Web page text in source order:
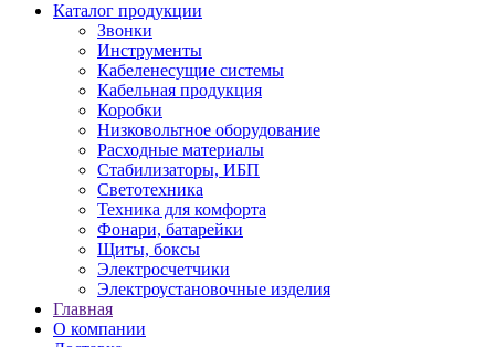
Каталог продукции
Звонки
Инструменты
Кабеленесущие системы
Кабельная продукция
Коробки
Низковольтное оборудование
Расходные материалы
Стабилизаторы, ИБП
Светотехника
Техника для комфорта
Фонари, батарейки
Щиты, боксы
Электросчетчики
Электроустановочные изделия
Главная
О компании